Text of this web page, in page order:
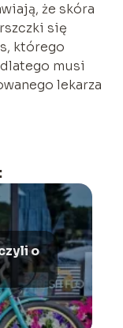
że skóra
się
którego
musi
lekarza
o